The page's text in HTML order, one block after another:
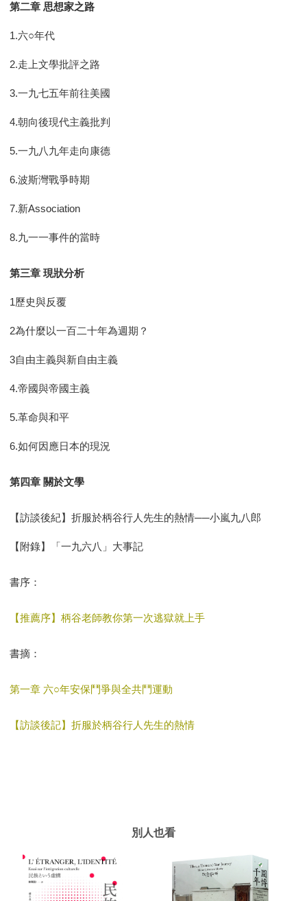
第二章 思想家之路
1.六○年代
2.走上文學批評之路
3.一九七五年前往美國
4.朝向後現代主義批判
5.一九八九年走向康德
6.波斯灣戰爭時期
7.新Association
8.九一一事件的當時
第三章 現狀分析
1歷史與反覆
2為什麼以一百二十年為週期？
3自由主義與新自由主義
4.帝國與帝國主義
5.革命與和平
6.如何因應日本的現況
第四章 關於文學
【訪談後紀】折服於柄谷行人先生的熱情──小嵐九八郎
【附錄】「一九六八」大事記
書序：
【推薦序】柄谷老師教你第一次逃獄就上手
書摘：
第一章 六○年安保鬥爭與全共鬥運動
【訪談後記】折服於柄谷行人先生的熱情
別人也看